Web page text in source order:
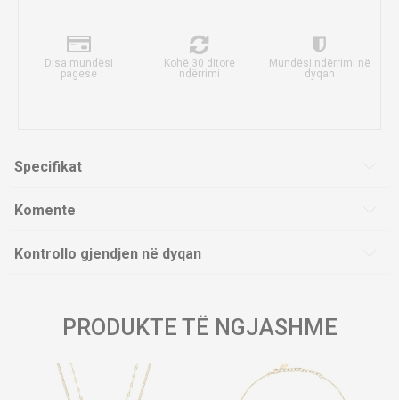
Disa mundësi
pagese
Kohë 30 ditore
ndërrimi
Mundësi ndërrimi në
dyqan
Specifikat
Komente
Kontrollo gjendjen në dyqan
PRODUKTE TË NGJASHME